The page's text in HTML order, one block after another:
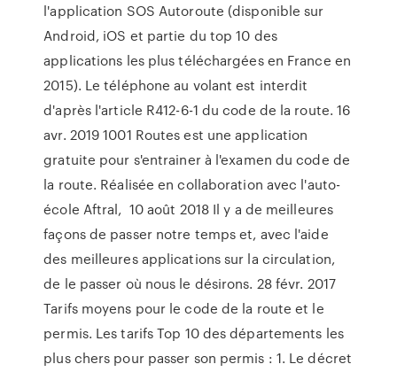
l'application SOS Autoroute (disponible sur
Android, iOS et partie du top 10 des
applications les plus téléchargées en France en
2015). Le téléphone au volant est interdit
d'après l'article R412-6-1 du code de la route. 16
avr. 2019 1001 Routes est une application
gratuite pour s'entrainer à l'examen du code de
la route. Réalisée en collaboration avec l'auto-
école Aftral, 10 août 2018 Il y a de meilleures
façons de passer notre temps et, avec l'aide
des meilleures applications sur la circulation,
de le passer où nous le désirons. 28 févr. 2017
Tarifs moyens pour le code de la route et le
permis. Les tarifs Top 10 des départements les
plus chers pour passer son permis : 1. Le décret